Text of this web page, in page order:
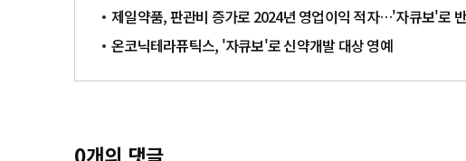
제일약품, 판관비 증가로 2024년 영업이익 적자…'자큐보'로
온코닉테라퓨틱스, '자큐보'로 신약개발 대상 영예
0개의 댓글